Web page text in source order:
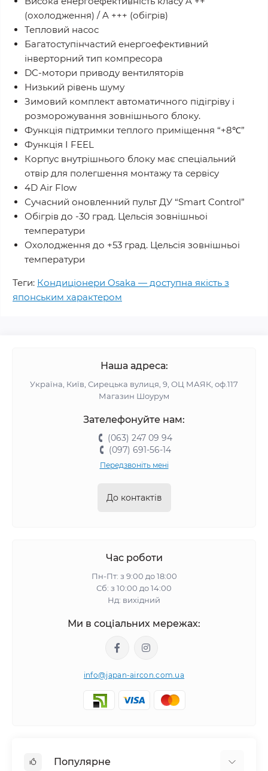
(охолодження) / A +++ (обiгрiв)
Тепловий насос
Багатоступінчастий енергоефективний
інверторний тип компресора
DC-мотори приводу вентиляторів
Низький рівень шуму
Зимовий комплект автоматичного підігріву і
розморожування зовнішнього блоку.
Функція підтримки теплого приміщення “+8℃”
Функція I FEEL
Корпус внутрішнього блоку має спеціальний
отвір для полегшення монтажу та сервiсу
4D Air Flow
Сучасний оновленний пульт ДУ “Smart Control”
Обігрів до -30 град. Цельсія зовнiшньоi
температури
Охолодження до +53 град. Цельсія зовнiшньоi
температури
Теги: Кондиціонери Osaka — доступна якість з
японським характером
Наша адреса:
Україна, Київ, Сирецька вулиця, 9, ОЦ МАЯК, оф.117
Магазин Шоурум
Зателефонуйте нам:
(063) 247 09 94
(097) 691-56-14
Передзвоніть мені
До контактів
Час роботи
Пн-Пт: з 9:00 до 18:00
Сб: з 10:00 до 14:00
Нд: вихідний
Ми в соціальних мережах:
info@japan-aircon.com.ua
Популярне